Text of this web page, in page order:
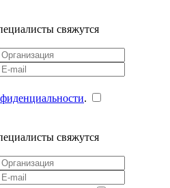
свяжутся
.
свяжутся